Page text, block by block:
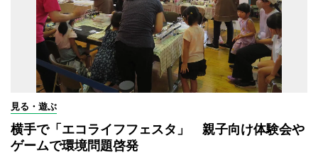
見る・遊ぶ
横手で「エコライフフェスタ」 親子向け体験会や
ゲームで環境問題啓発